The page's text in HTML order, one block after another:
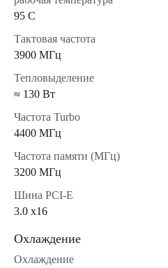
95 C
Тактовая частота
3900 МГц
Тепловыделение
≈ 130 Вт
Частота Turbo
4400 МГц
Частота памяти (МГц)
3200 МГц
Шина PCI-E
3.0 x16
Охлаждение
Охлаждение